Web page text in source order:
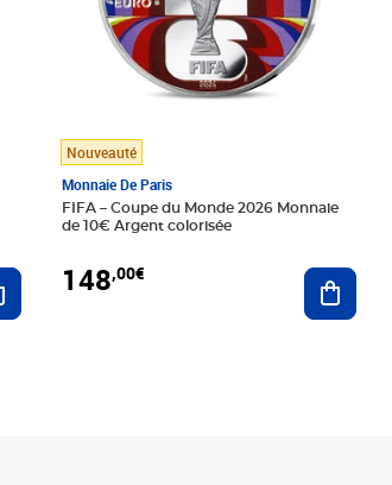
Ajouter au panier
Nouveauté
Monnaie De Paris
FIFA – Coupe du Monde 2026 Monnaie
de 10€ Argent colorisée
148,00€